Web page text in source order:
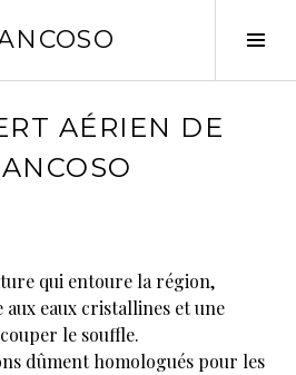
j
n
6
,
2
0
AÉRIEN DE
qui entoure la région,
eaux cristallines et une
le souffle.
dûment homologués pour les